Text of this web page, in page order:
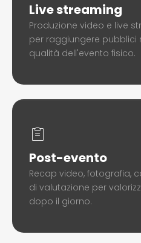
Live streaming
Produzione video e live
per raggiungere pubblici
qualità dell'evento fisico.
Post-evento
Recap video, fotografia,
di valutazione per
dopo il giorno.